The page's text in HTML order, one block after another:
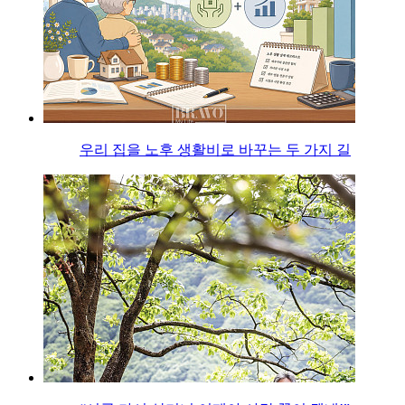
우리 집을 노후 생활비로 바꾸는 두 가지 길